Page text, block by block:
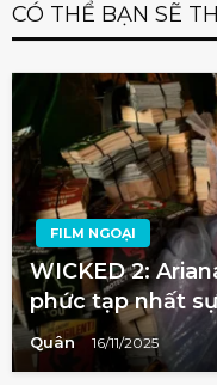
CÓ THỂ BẠN SẼ
FILM NGOẠI
WICKED 2:
phức tạp nhất
Quân 16/11/2025